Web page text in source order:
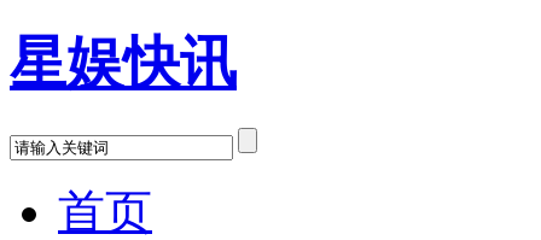
星娱快讯
首页